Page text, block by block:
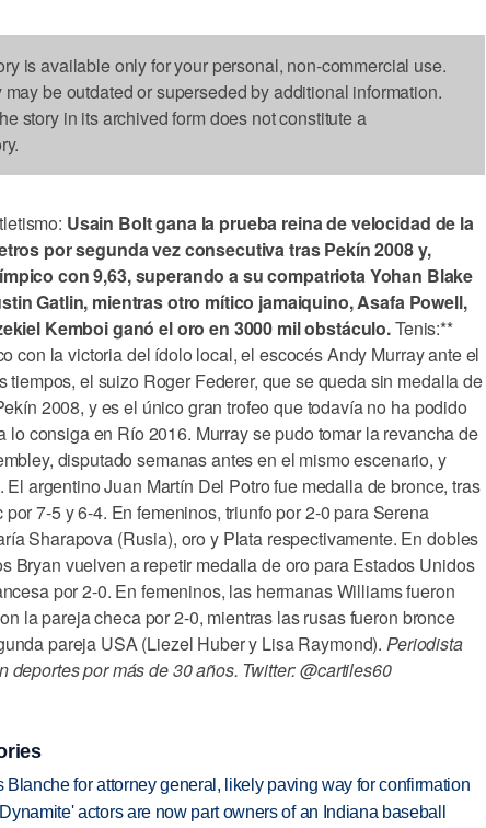
is available only for your personal, non-commercial use.
may be outdated or superseded by additional information.
story in its archived form does not constitute a
Usain Bolt gana la prueba reina de velocidad de la
por segunda vez consecutiva tras Pekín 2008 y,
con 9,63, superando a su compatriota Yohan Blake
Gatlin, mientras otro mítico jamaiquino, Asafa Powell,
Kemboi ganó el oro en 3000 mil obstáculo.Tenis:**
con la victoria del ídolo local, el escocés Andy Murray ante el
tiempos, el suizo Roger Federer, que se queda sin medalla de
2008, y es el único gran trofeo que todavía no ha podido
lo consiga en Río 2016. Murray se pudo tomar la revancha de
disputado semanas antes en el mismo escenario, y
El argentino Juan Martín Del Potro fue medalla de bronce, tras
7-5 y 6-4. En femeninos, triunfo por 2-0 para Serena
Sharapova (Rusia), oro y Plata respectivamente. En dobles
Bryan vuelven a repetir medalla de oro para Estados Unidos
por 2-0. En femeninos, las hermanas Williams fueron
la pareja checa por 2-0, mientras las rusas fueron bronce
pareja USA (Liezel Huber y Lisa Raymond).Periodista
deportes por más de 30 años. Twitter: @cartiles60
for attorney general, likely paving way for confirmation
actors are now part owners of an Indiana baseball